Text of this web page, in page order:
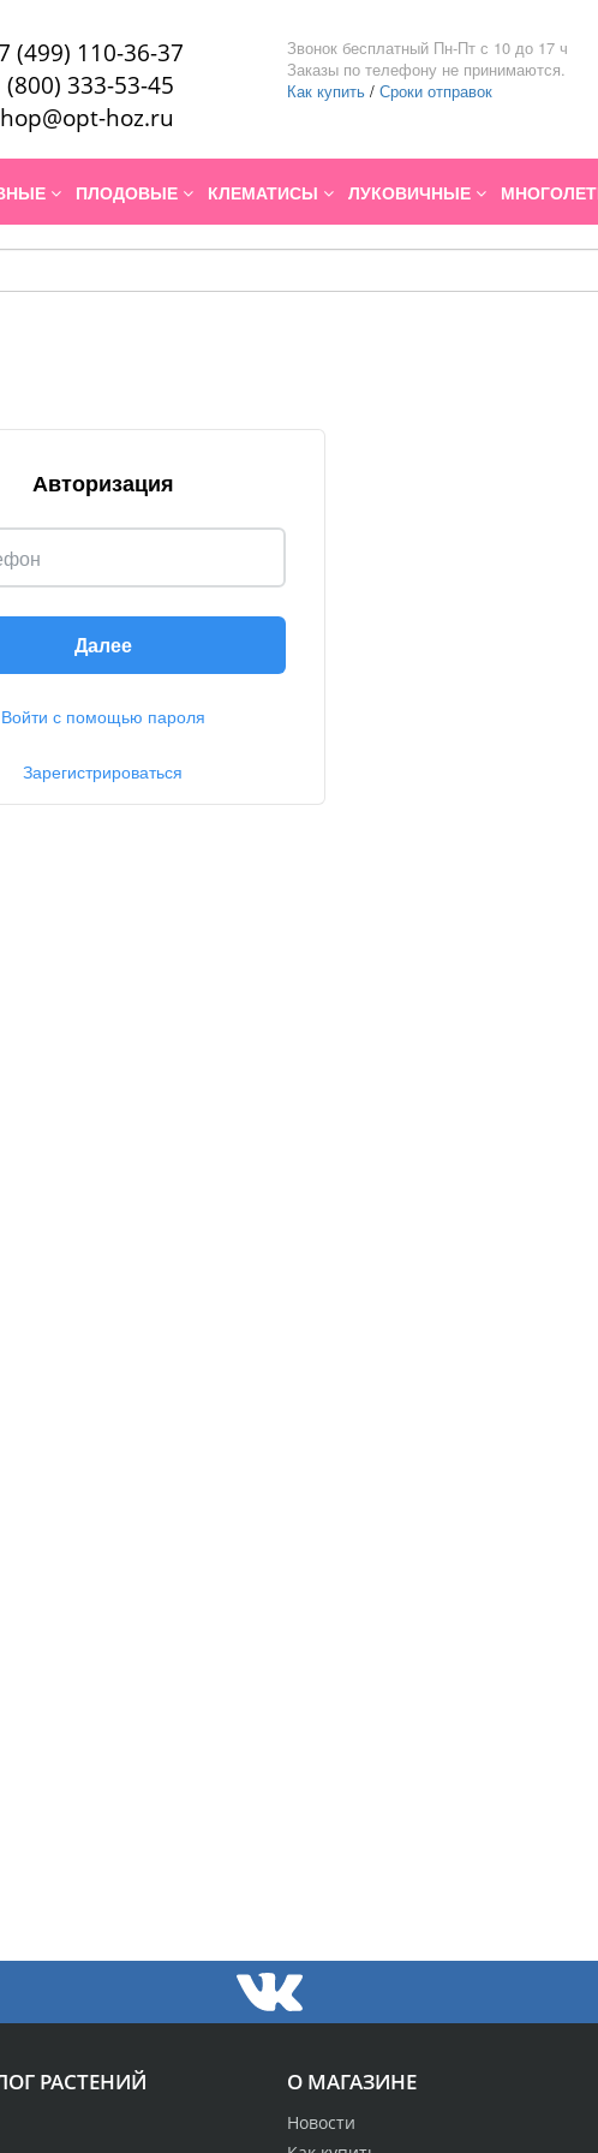
(499) 110-36-37
(800) 333-53-45
hoz.ru
Звонок бесплатный Пн-Пт с 10 до 17 ч
Заказы по телефону не принимаются.
Как купить / Сроки отправок
ПЛОДОВЫЕ КЛЕМАТИСЫ ЛУКОВИЧНЫЕ
Авторизация
Далее
Войти с помощью пароля
Зарегистрироваться
О МАГАЗИНЕ
Новости
РАСТЕНИЙ